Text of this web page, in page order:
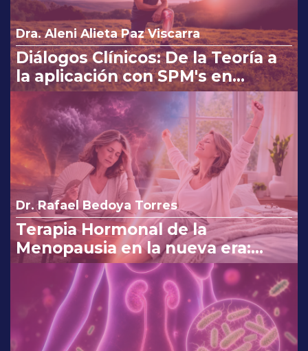
Dra. Aleni Alieta Paz Viscarra
Diálogos Clínicos: De la Teoría a
la aplicación con SPM's en
Osteoartritis
Dr. Rafael Bedoya Torres
Terapia Hormonal de la
Menopausia en la nueva era:
reinterpretando los cambios de
la FDA.